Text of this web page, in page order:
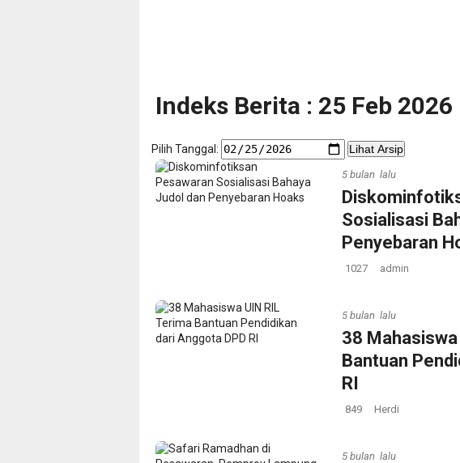
Indeks Berita : 25 Feb 2026
Pilih Tanggal: Lihat Arsip
5 bulan lalu
Sosialisasi
Penyebaran
1027 admin
5 bulan lalu
38
Bantuan
RI
849 Herdi
5 bulan lalu